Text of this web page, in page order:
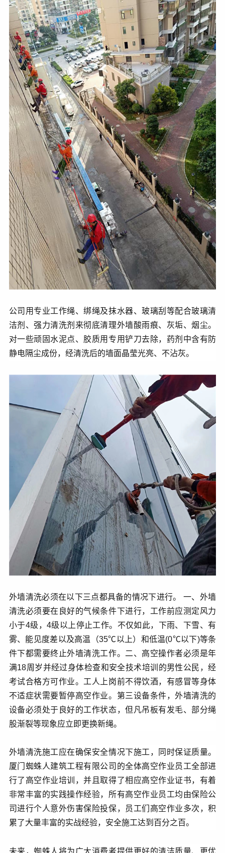
公司用专业工作绳、绑绳及抹水器、玻璃刮等配合玻璃清
洁剂、强力清洗剂来彻底清理外墙酸雨痕、灰垢、烟尘。
对一些顽固水泥点、胶质用专用铲刀去除，药剂中含有防
静电隔尘成份，经清洗后的墙面晶莹光亮、不沾灰。
外墙清洗必须在以下三点都具备的情况下进行。 一、外墙
清洗必须要在良好的气候条件下进行，工作前应测定风力
小于4级，4级以上停止工作。不仅如此，下雨、下雪、有
雾、能见度差以及高温（35℃以上）和低温(0℃以下)等条
件下都需要终止外墙清洗工作。二、高空操作者必须是年
满18周岁并经过身体检查和安全技术培训的男性公民，经
考试合格方可作业。工人上岗前不得饮酒，有感冒等身体
不适症状需要暂停高空作业。第三设备条件，外墙清洗的
设备必须处于良好的工作状态，但凡吊板有发毛、部分绳
股渐裂等现象应立即更换新绳。
外墙清洗施工应在确保安全情况下施工，同时保证质量。
厦门蜘蛛人建筑工程有限公司的全体高空作业员工全部进
行了高空作业培训，并且取得了相应高空作业证书，有着
非常丰富的实践操作经验，所有高空作业员工均由保险公
司进行个人意外伤害保险投保，员工们高空作业多次，积
累了大量丰富的实战经验，安全施工达到百分之百。